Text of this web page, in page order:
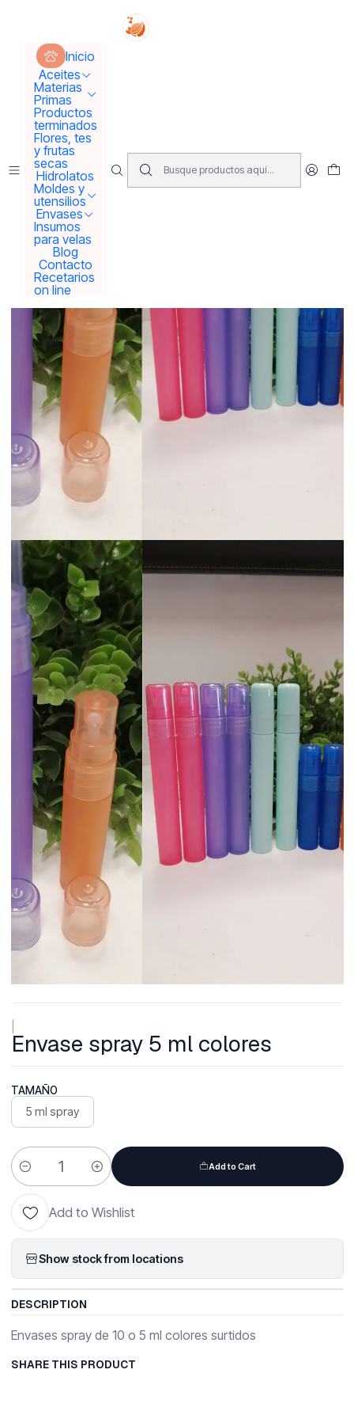
Inicio
Aceites
Materias
Primas
Productos
terminados
Flores, tes
y frutas
secas
Hidrolatos
Moldes y
utensilios
Envases
Insumos
para velas
Blog
Contacto
Recetarios
on line
Tus sueños se concretan aquí !!!
Inicio Envases
Envase spray 5 ml colores
TAMAÑO
5 ml spray
Quantity
Add to Cart
Add to Wishlist
Show stock from locations
DESCRIPTION
Envases spray de 10 o 5 ml colores surtidos
SHARE THIS PRODUCT